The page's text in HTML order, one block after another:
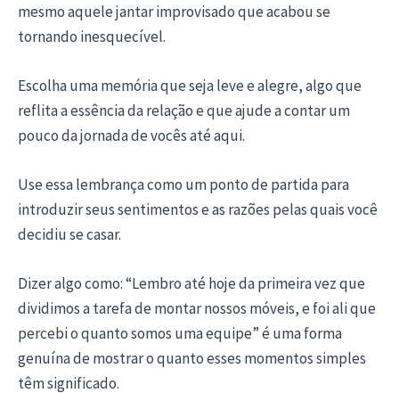
mesmo aquele jantar improvisado que acabou se
tornando inesquecível.
Escolha uma memória que seja leve e alegre, algo que
reflita a essência da relação e que ajude a contar um
pouco da jornada de vocês até aqui.
Use essa lembrança como um ponto de partida para
introduzir seus sentimentos e as razões pelas quais você
decidiu se casar.
Dizer algo como: “Lembro até hoje da primeira vez que
dividimos a tarefa de montar nossos móveis, e foi ali que
percebi o quanto somos uma equipe” é uma forma
genuína de mostrar o quanto esses momentos simples
têm significado.